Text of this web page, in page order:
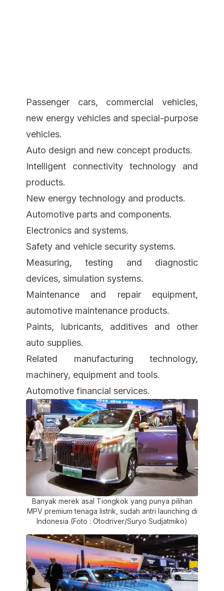
Passenger cars, commercial vehicles,
new energy vehicles and special-purpose
vehicles.
Auto design and new concept products.
Intelligent connectivity technology and
products.
New energy technology and products.
Automotive parts and components.
Electronics and systems.
Safety and vehicle security systems.
Measuring, testing and diagnostic
devices, simulation systems.
Maintenance and repair equipment,
automotive maintenance products.
Paints, lubricants, additives and other
auto supplies.
Related manufacturing technology,
machinery, equipment and tools.
Automotive financial services.
Banyak merek asal Tiongkok yang punya pilihan
MPV premium tenaga listrik, sudah antri launching di
Indonesia (Foto : Otodriver/Suryo Sudjatmiko)